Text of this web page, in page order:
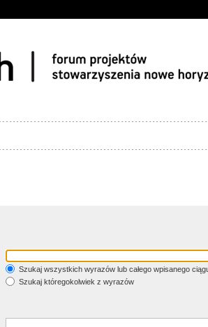
Szukaj wszystkich wyrazów lub całego wpisanego
Szukaj któregokolwiek z wyrazów